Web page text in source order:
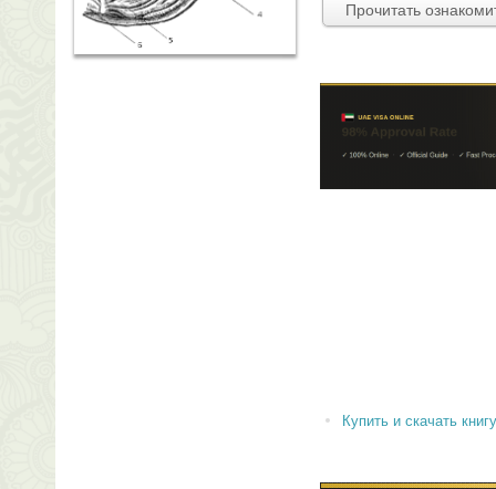
Прочитать
Купить и скачать